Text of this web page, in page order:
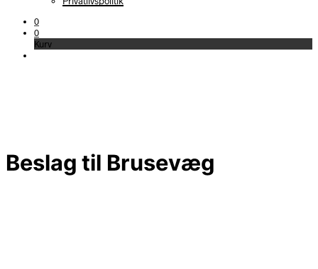
0
0
Kurv
Beslag til Brusevæg